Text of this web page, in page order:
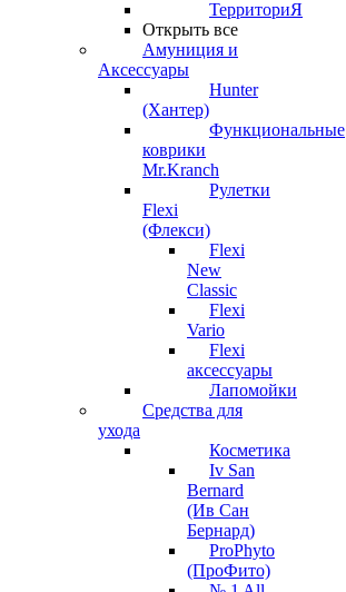
ТерриториЯ
Открыть все
Амуниция и
Аксессуары
Hunter
(Хантер)
Функциональные
коврики
Mr.Kranch
Рулетки
Flexi
(Флекси)
Flexi
New
Classic
Flexi
Vario
Flexi
аксессуары
Лапомойки
Средства для
ухода
Косметика
Iv San
Bernard
(Ив Сан
Бернард)
ProPhyto
(ПроФито)